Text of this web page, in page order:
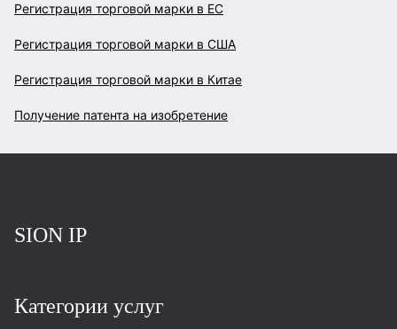
Регистрация торговой марки в ЕС
Регистрация торговой марки в США
Регистрация торговой марки в Китае
Получение патента на изобретение
SION IP
Категории услуг